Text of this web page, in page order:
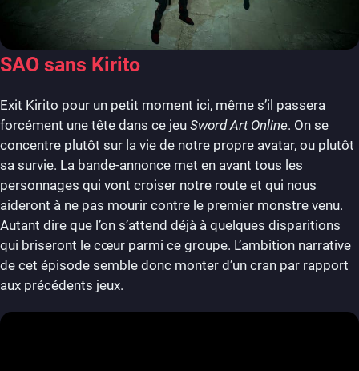
SAO sans Kirito
Exit Kirito pour un petit moment ici, même s’il passera
forcément une tête dans ce jeu Sword Art Online. On se
concentre plutôt sur la vie de notre propre avatar, ou plutôt
sa survie. La bande-annonce met en avant tous les
personnages qui vont croiser notre route et qui nous
aideront à ne pas mourir contre le premier monstre venu.
Autant dire que l’on s’attend déjà à quelques disparitions
qui briseront le cœur parmi ce groupe. L’ambition narrative
de cet épisode semble donc monter d’un cran par rapport
aux précédents jeux.